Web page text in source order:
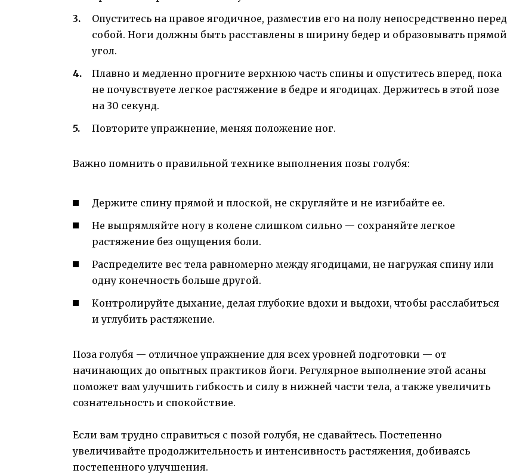
Опуститесь на правое ягодичное, разместив его на полу непосредственно перед
собой. Ноги должны быть расставлены в ширину бедер и образовывать прямой
угол.
Плавно и медленно прогните верхнюю часть спины и опуститесь вперед, пока
не почувствуете легкое растяжение в бедре и ягодицах. Держитесь в этой позе
на 30 секунд.
Повторите упражнение, меняя положение ног.
Важно помнить о правильной технике выполнения позы голубя:
Держите спину прямой и плоской, не скругляйте и не изгибайте ее.
Не выпрямляйте ногу в колене слишком сильно — сохраняйте легкое
растяжение без ощущения боли.
Распределите вес тела равномерно между ягодицами, не нагружая спину или
одну конечность больше другой.
Контролируйте дыхание, делая глубокие вдохи и выдохи, чтобы расслабиться
и углубить растяжение.
Поза голубя — отличное упражнение для всех уровней подготовки — от
начинающих до опытных практиков йоги. Регулярное выполнение этой асаны
поможет вам улучшить гибкость и силу в нижней части тела, а также увеличить
сознательность и спокойствие.
Если вам трудно справиться с позой голубя, не сдавайтесь. Постепенно
увеличивайте продолжительность и интенсивность растяжения, добиваясь
постепенного улучшения.